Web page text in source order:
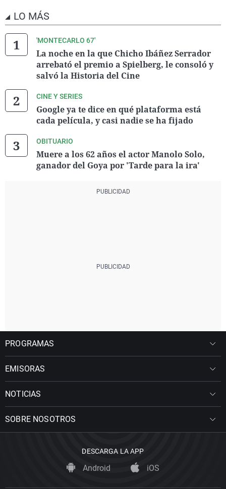
LO MÁS
'MONTECARLO 67'
La noche en la que Chicho Ibáñez Serrador
arrebató el premio a Spielberg, le consoló y
salvó la Historia del Cine
CINE Y SERIES
Google ya te dice en qué plataforma está
cada película, y casi nadie se ha fijado
OBITUARIO
Muere a los 62 años el actor Manolo Solo,
ganador del Goya por 'Tarde para la ira'
PROGRAMAS
EMISORAS
NOTICIAS
SOBRE NOSOTROS
DESCARGA LA APP
Android iOS